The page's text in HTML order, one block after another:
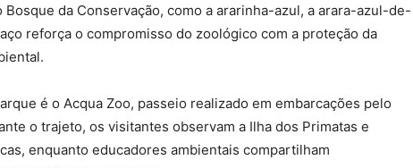
da Conservação, como a ararinha-azul, a arara-azul-de-
reforça o compromisso do zoológico com a proteção da
é o Acqua Zoo, passeio realizado em embarcações pelo
o trajeto, os visitantes observam a Ilha dos Primatas e
enquanto educadores ambientais compartilham